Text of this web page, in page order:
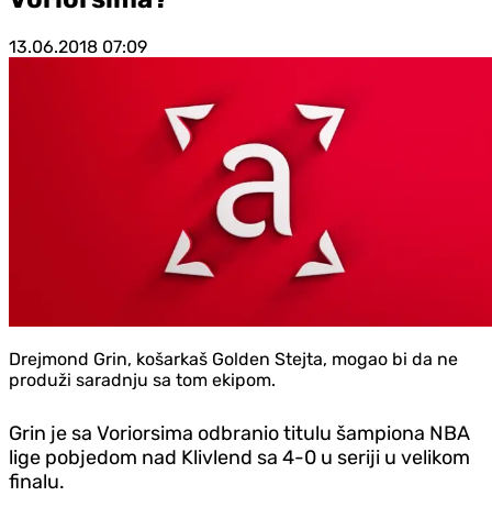
13.06.2018 07:09
Drejmond Grin, košarkaš Golden Stejta, mogao bi da ne
produži saradnju sa tom ekipom.
Grin je sa Voriorsima odbranio titulu šampiona NBA
lige pobjedom nad Klivlend sa 4-0 u seriji u velikom
finalu.